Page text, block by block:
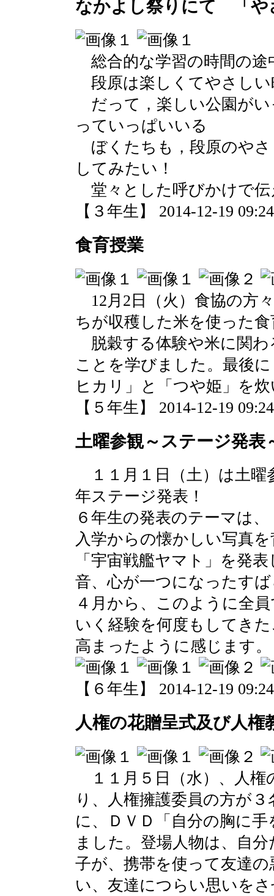
なかよし祭りにて 「や
総合的な学習の時間の途
段原は楽しくてやさしい
だって，楽しい公園が
っていっぱいいる
ぼくたちも，段原のや
してみたい！
堂々とした呼びかけで
【３年生】 2014-12-19
食育授業
12月2日（火）食協の方
ちが収穫した米を使った
脱穀する体験や米に関
ことを学びました。最後
ヒカリ」と「つや姫」を
【５年生】 2014-12-19
土曜参観～ステージ発表
１１月１日（土）は土曜
年ステージ発表！
６年生の発表のテーマは
入学からの懐かしい写真
「宇宙戦艦ヤマト」を発
音、心が一つになったす
４月から、このように全
いく経験を何度もしてき
高まったように感じます。
【６年生】 2014-12-19
人権の花贈呈式及び人権
１１月５日（水）、人権
り、人権擁護委員の方が
に、ＤＶＤ「自分の胸に
ました。登場人物は、自
子が、携帯を使って友達
い、友達につらい思いを